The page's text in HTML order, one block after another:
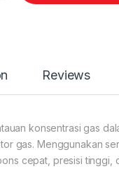
Reviews
konsentrasi gas
gas. Menggunakan
cepat, presisi tinggi,